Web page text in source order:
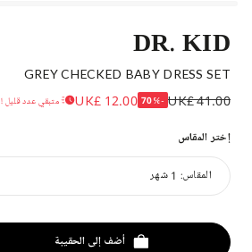
DR. KID
GREY CHECKED BABY DRESS SET
UK£ 41.00
-70%
UK£ 12.00 متبقي عدد قليل !
إختر المقاس
المقاس: 1 شهر
أضف إلى الحقيبة